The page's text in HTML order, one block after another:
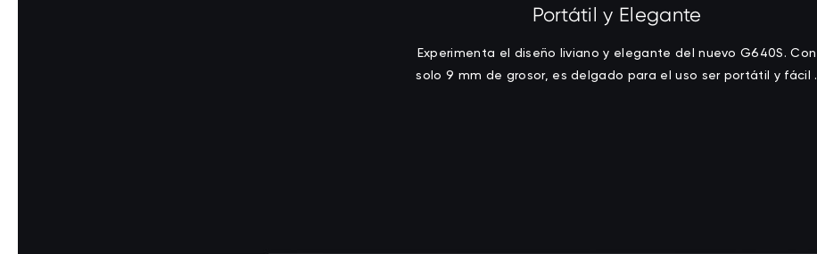
Portátil y Elegante
Experimenta el diseño liviano y elegante del nuevo G640S. Con
solo 9 mm de grosor, es delgado para el uso ser portátil y fácil .